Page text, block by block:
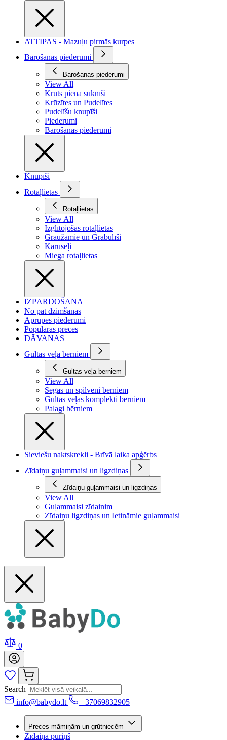
ATTIPAS - Mazuļu pirmās kurpes
Barošanas piederumi
Barošanas piederumi
View All
Krūts piena sūknīši
Krūzītes un Pudelītes
Pudelīšu knupīši
Piederumi
Barošanas piederumi
Knupīši
Rotaļlietas
Rotaļlietas
View All
Izglītojošas rotaļlietas
Graužamie un Grabulīši
Karuseļi
Miega rotaļlietas
IZPĀRDOŠANA
No pat dzimšanas
Aprūpes piederumi
Populāras preces
DĀVANAS
Gultas veļa bērniem
Gultas veļa bērniem
View All
Segas un spilveni bērniem
Gultas veļas komplekti bērniem
Palagi bērniem
Sieviešu naktskrekli - Brīvā laika apģērbs
Zīdaiņu guļammaisi un ligzdiņas
Zīdaiņu guļammaisi un ligzdiņas
View All
Guļammaisi zīdainim
Zīdaiņu ligzdiņas un Ietināmie guļammaisi
0
Search
info@babydo.lt
+37069832905
Preces māmiņām un grūtniecēm
Zīdaiņa pūriņš